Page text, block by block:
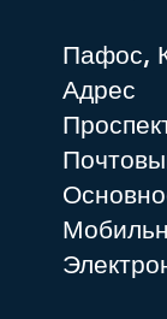
Пафос,
Адрес